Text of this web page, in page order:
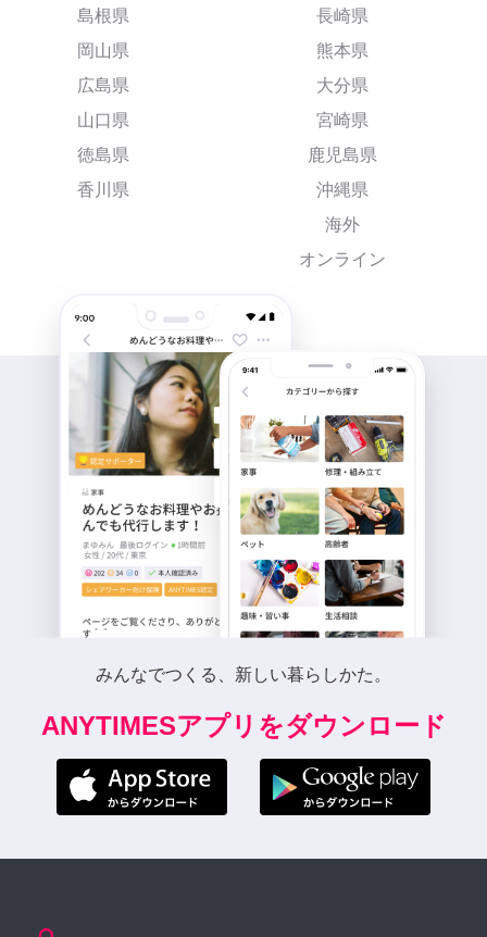
島根県
岡山県
広島県
山口県
徳島県
香川県
長崎県
熊本県
大分県
宮崎県
鹿児島県
沖縄県
海外
オンライン
みんなでつくる、新しい暮らしかた。
ANYTIMESアプリをダウンロード